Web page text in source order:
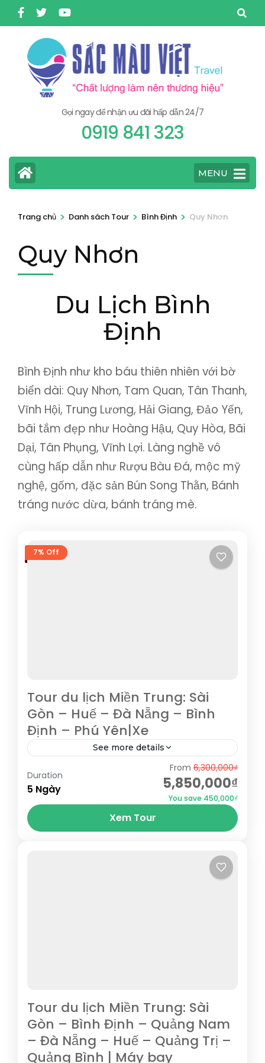
qua
Gọi ngay để nhận ưu đãi hấp dẫn 24/7
0919 841 323
MENU
Trang chủ > Danh sách Tour > Bình Định > Quy Nhơn
Quy Nhơn
Du Lịch Bình
Định
Bình Định như kho báu thiên nhiên với bờ
biển dài: Quy Nhơn, Tam Quan, Tân Thanh,
Vĩnh Hội, Trung Lương, Hải Giang, Đảo Yến,
bãi tắm đẹp như Hoàng Hậu, Quy Hòa, Bãi
Dại, Tân Phụng, Vĩnh Lợi. Làng nghề vô
cùng hấp dẫn như Rượu Bàu Đá, mộc mỹ
nghệ, gốm, đặc sản Bún Song Thằn, Bánh
tráng nước dừa, bánh tráng mè.
7% Off
Tour du lịch Miền Trung: Sài
Gòn – Huế – Đà Nẵng – Bình
Định – Phú Yên|Xe
See more details
Hành trình sẽ đưa Quý khách đi qua rất
nhiều địa danh: Nha Trang, Tuy Hòa, Quy
Nhơn, Bình Định, Huế, Hội An, Đà Nẵng...
Bình Định,Đà Nẵng,Hội An,Huế,Phú Yên,Quảng
Duration
5 Ngày
From 6,300,000₫
5,850,000₫
You save 450,000₫
Xem Tour
Tour du lịch Miền Trung: Sài
Gòn – Bình Định – Quảng Nam
– Đà Nẵng – Huế – Quảng Trị –
Quảng Bình | Máy bay